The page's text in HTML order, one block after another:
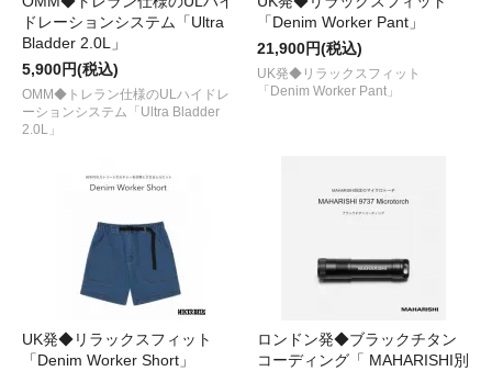
ドレーションシステム「Ultra
Bladder 2.0L」
5,900円(税込)
OMM◆トレラン仕様のULハイドレ
ーションシステム「Ultra Bladder
2.0L」
「Denim Worker Pant」
21,900円(税込)
UK発◆リラックスフィット
「Denim Worker Pant」
UK発◆リラックスフィット
「Denim Worker Short」
ロンドン発◆ブラックチタン
コーディング「 MAHARISHI別